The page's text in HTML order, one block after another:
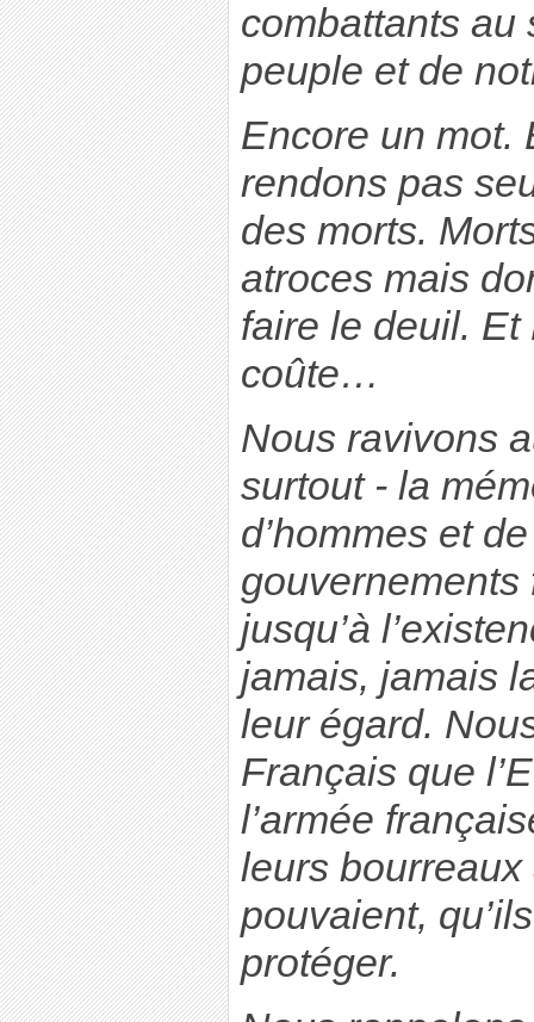
combattants au
peuple et de
Encore un mot.
rendons pas
des morts.
atroces mais
faire le deuil. Et
coûte…
Nous ravivons
surtout - la
d’hommes et
jusqu’à
jamais, jamais
leur égard.
Français que
l’armée
leurs bourreaux
pouvaient,
protéger.